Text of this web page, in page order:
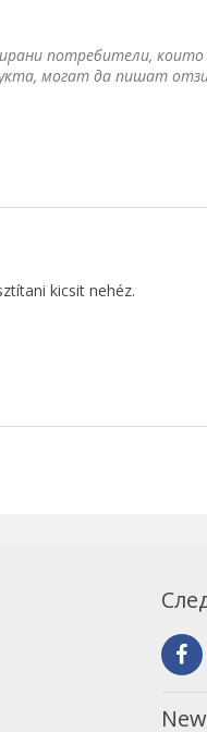
потребители, които
могат да пишат
kicsit nehéz.